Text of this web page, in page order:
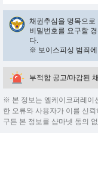
채권추심을 명목으로
비밀번호를 요구할
다.
※ 보이스피싱 범죄
부적합 공고/마감된
※ 본 정보는 엘케이코퍼레이
한 오류와 사용자가 이를 신
구든 본 정보를 샵마넷 동의